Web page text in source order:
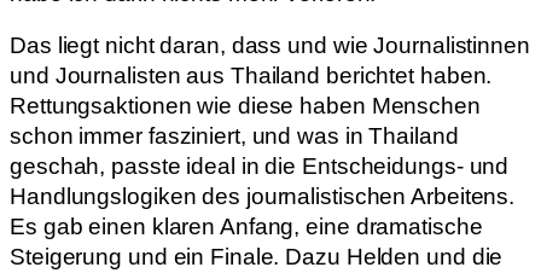
Das liegt nicht daran, dass und wie Journalistinnen
und Journalisten aus Thailand berichtet haben.
Rettungsaktionen wie diese haben Menschen
schon immer fasziniert, und was in Thailand
geschah, passte ideal in die Entscheidungs- und
Handlungslogiken des journalistischen Arbeitens.
Es gab einen klaren Anfang, eine dramatische
Steigerung und ein Finale. Dazu Helden und die